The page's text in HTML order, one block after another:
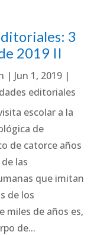
3
2019 II
| Jun 1, 2019 |
editoriales
escolar a la
de
de catorce años
las
que imitan
de los
miles de años es,
de...